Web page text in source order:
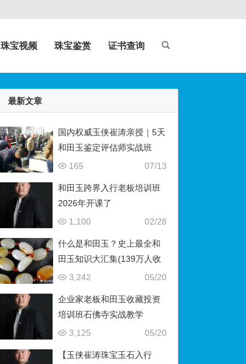
珠宝视频 珠宝鉴赏 证书查询
最新文章
国内权威玉侠崔涛亲授｜5天
和田玉鉴定评估师实战班
（石佛寺9月开班）
07/13
165
和田玉跨界入行老板培训班
2026年开课了
02/28
1,100
什么是和田玉？史上最全和
田玉知识大汇集(139万人收
藏）
05/20
3,242
企业家老板和田玉收藏投资
培训班石佛寺实战教学
05/20
3,125
【玉侠崔涛珠宝玉石入行